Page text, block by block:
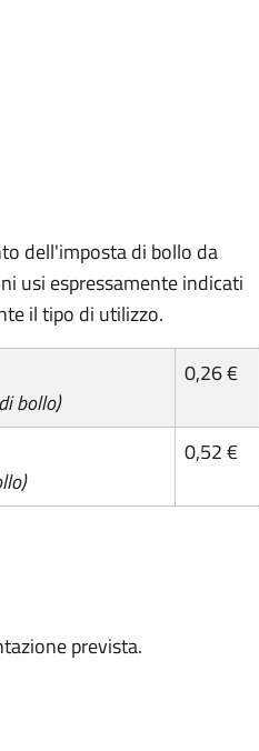
dell'imposta di bollo da
usi espressamente indicati
il tipo di utilizzo.
bollo)
0,26 €
0,52 €
prevista.